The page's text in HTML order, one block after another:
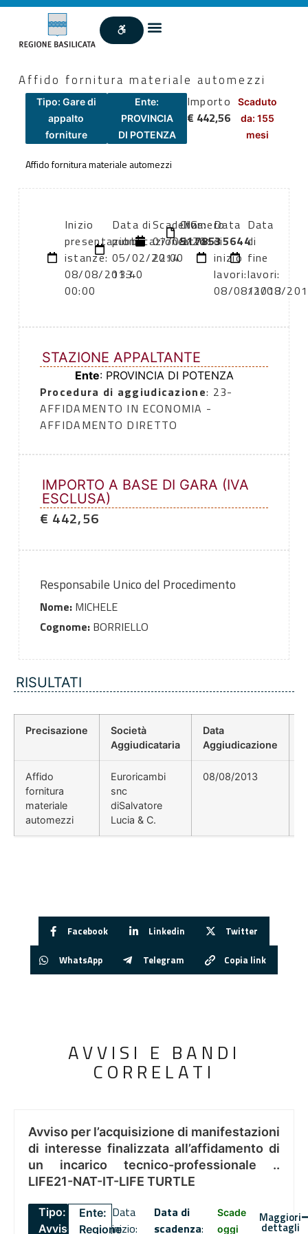
Affido fornitura materiale automezzi
Tipo: Gare di
appalto
forniture
Ente:
PROVINCIA
DI POTENZA
Importo
€ 442,56
Scaduto
da: 155
mesi
Affido fornitura materiale automezzi
Inizio
presentazione
istanze:
08/08/2013
00:00
Data di
pubblicazione:
05/02/2014
13:40
Scadenza:
07/08/2013
22:00
Numero
atto:
CIG:
5178535644
Data
di
inizio
lavori:
08/08/2013
Data
di
fine
lavori:
11/08/
STAZIONE APPALTANTE
Ente: PROVINCIA DI POTENZA
Procedura di aggiudicazione: 23-
AFFIDAMENTO IN ECONOMIA -
AFFIDAMENTO DIRETTO
IMPORTO A BASE DI GARA (IVA
ESCLUSA)
€ 442,56
Responsabile Unico del Procedimento
Nome:MICHELE
Cognome:BORRIELLO
RISULTATI
Precisazione
Società
Aggiudicataria
Data
Aggiudicazione
Affido
fornitura
materiale
automezzi
Euroricambi
snc
diSalvatore
Lucia & C.
08/08/2013
Facebook Linkedin Twitter
WhatsApp Telegram Copia link
AVVISI E BANDI
CORRELATI
Avviso per l’acquisizione di manifestazioni
di interesse finalizzata all’affidamento di
un incarico tecnico-professionale ..
LIFE21-NAT-IT-LIFE TURTLE
Tipo:
Avviso
Ente:
Regione
Data
inizio:
Data di
scadenza:
Scade
oggi
Maggiori
dettagli